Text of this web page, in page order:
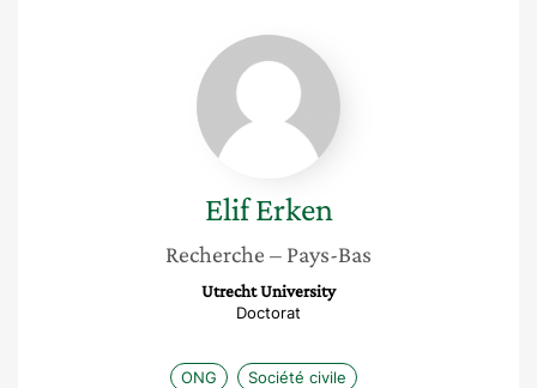
Elif
Erken
Elif Erken
Recherche – Pays-Bas
Utrecht University
Doctorat
ONG Société civile